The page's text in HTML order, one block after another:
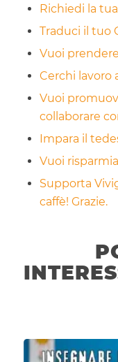
Richiedi la
Traduci il tuo
Vuoi
Cerchi lavoro
Vuoi
collaborare
Impara il
Vuoi
Supporta
caffè! Grazie.